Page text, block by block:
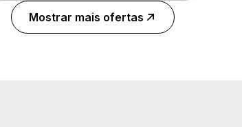
Mostrar mais ofertas